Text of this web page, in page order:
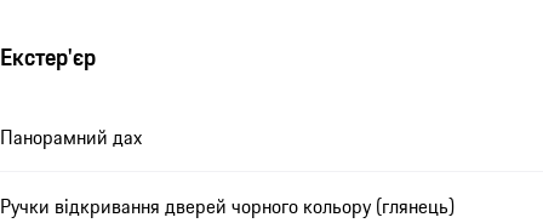
Екстер'єр
Панорамний дах
Ручки відкривання дверей чорного кольору (глянець)